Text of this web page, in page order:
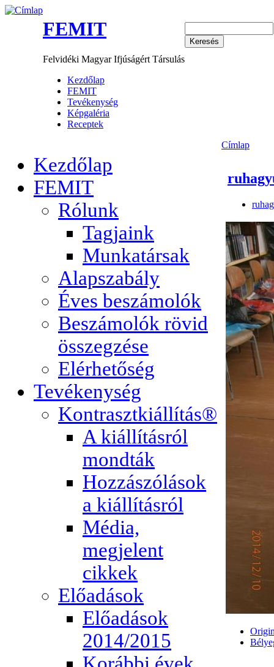
FEMIT
Felvidéki Magyar Ifjúságért Társulás
Kezdőlap
FEMIT
Tevékenység
Képgaléria
Receptek
Kezdőlap
FEMIT
Rólunk
Tagjaink
Munkatársak
Alapszabály
Éves beszámolók
Beszámolók rövid
összegzése
Elérhetőség
Tevékenység
Kontrasztkiállítás®
A kiállításról
mondták
Hozzászólások
a kiállításról
Média,
megjelent
cikkek
Előadások
Előadások
2014/2015
Címlap